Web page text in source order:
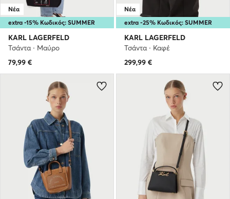
extra -15% Κωδικός: SUMMER
Νέα
KARL LAGERFELD
Τσάντα · Μαύρο
79,99 €
extra -25% Κωδικός: SUMMER
Νέα
KARL LAGERFELD
Τσάντα · Καφέ
299,99 €